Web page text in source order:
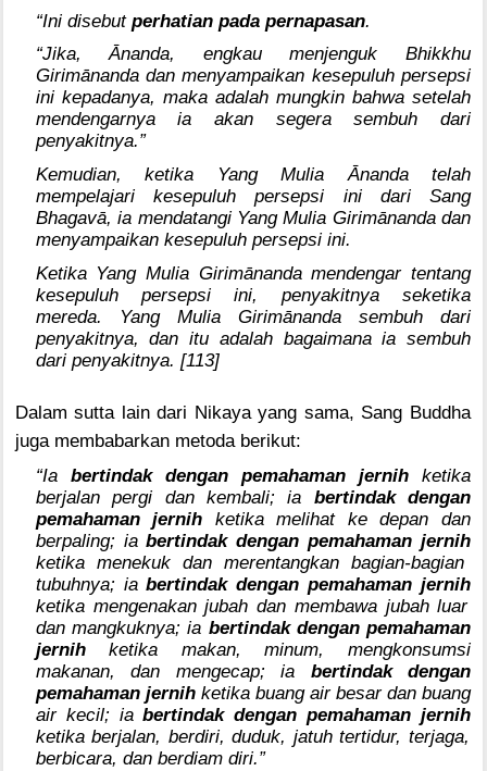
“Ini disebut perhatian pada pernapasan.
“Jika, Ānanda, engkau menjenguk Bhikkhu
Girimānanda dan menyampaikan kesepuluh persepsi
ini kepadanya, maka adalah mungkin bahwa setelah
mendengarnya ia akan segera sembuh dari
penyakitnya.”
Kemudian, ketika Yang Mulia Ānanda telah
mempelajari kesepuluh persepsi ini dari Sang
Bhagavā, ia mendatangi Yang Mulia Girimānanda dan
menyampaikan kesepuluh persepsi ini.
Ketika Yang Mulia Girimānanda mendengar tentang
kesepuluh persepsi ini, penyakitnya seketika
mereda. Yang Mulia Girimānanda sembuh dari
penyakitnya, dan itu adalah bagaimana ia sembuh
dari penyakitnya. [113]
Dalam sutta lain dari Nikaya yang sama, Sang Buddha
juga membabarkan metoda berikut:
“Ia bertindak dengan pemahaman jernihketika
berjalan pergi dan kembali; ia bertindak dengan
pemahaman jernih ketika melihat ke depan dan
berpaling; iabertindak dengan pemahaman jernih
ketika menekuk dan merentangkan bagian-bagian
tubuhnya; iabertindak dengan pemahaman jernih
ketika mengenakan jubah dan membawa jubah luar
dan mangkuknya; ia bertindak dengan pemahaman
jernihketika makan, minum, mengkonsumsi
makanan, dan mengecap; ia bertindak dengan
pemahaman jernihketika buang air besar dan buang
air kecil; iabertindak dengan pemahaman jernih
ketika berjalan, berdiri, duduk, jatuh tertidur, terjaga,
berbicara, dan berdiam diri.”